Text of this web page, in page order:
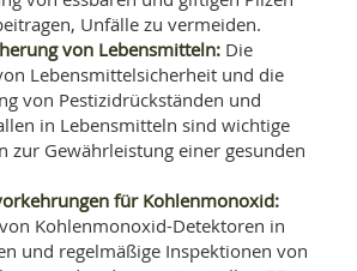
Unfälle zu vermeiden.
von Lebensmitteln:Die
Lebensmittelsicherheit und die
von Pestizidrückständen und
in Lebensmitteln sind wichtige
zur Gewährleistung einer gesunden
für Kohlenmonoxid:
Kohlenmonoxid-Detektoren in
und regelmäßige Inspektionen von